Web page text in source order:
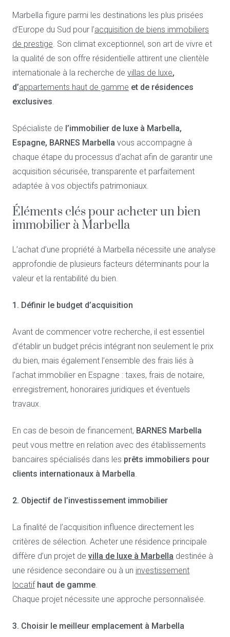
Marbella figure parmi les destinations les plus prisées
d’Europe du Sud pour l’acquisition de biens immobiliers
de prestige. Son climat exceptionnel, son art de vivre et
la qualité de son offre résidentielle attirent une clientèle
internationale à la recherche de villas de luxe,
d’appartements haut de gamme et de résidences
exclusives.
Spécialiste de l’immobilier de luxe à Marbella,
Espagne, BARNES Marbella vous accompagne à
chaque étape du processus d’achat afin de garantir une
acquisition sécurisée, transparente et parfaitement
adaptée à vos objectifs patrimoniaux.
Éléments clés pour acheter un bien
immobilier à Marbella
L’achat d’une propriété à Marbella nécessite une analyse
approfondie de plusieurs facteurs déterminants pour la
valeur et la rentabilité du bien.
1. Définir le budget d’acquisition
Avant de commencer votre recherche, il est essentiel
d’établir un budget précis intégrant non seulement le prix
du bien, mais également l’ensemble des frais liés à
l’achat immobilier en Espagne : taxes, frais de notaire,
enregistrement, honoraires juridiques et éventuels
travaux.
En cas de besoin de financement, BARNES Marbella
peut vous mettre en relation avec des établissements
bancaires spécialisés dans les prêts immobiliers pour
clients internationaux à Marbella.
2. Objectif de l’investissement immobilier
La finalité de l’acquisition influence directement les
critères de sélection. Acheter une résidence principale
diffère d’un projet de villa de luxe à Marbella destinée à
une résidence secondaire ou à un investissement
locatifhaut de gamme.
Chaque projet nécessite une approche personnalisée.
3. Choisir le meilleur emplacement à Marbella